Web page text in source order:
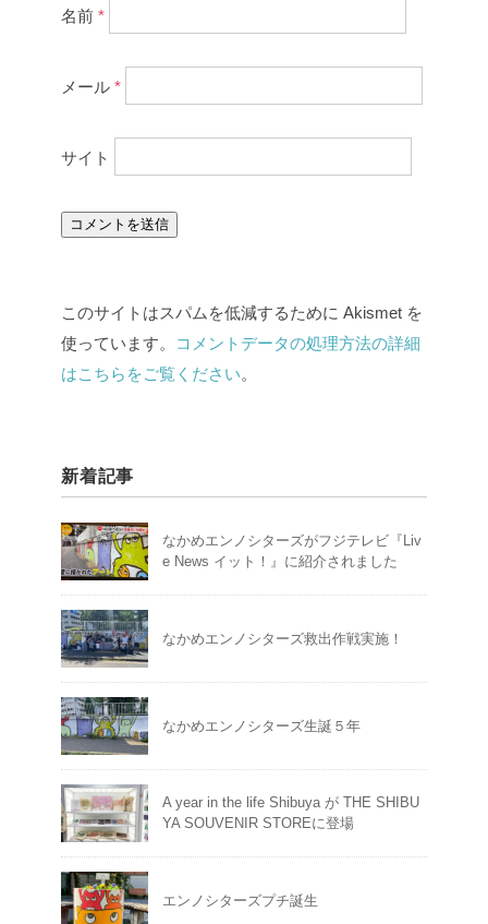
名前 *
メール *
サイト
このサイトはスパムを低減するために Akismet を
使っています。
コメントデータの処理方法の詳細
はこちらをご覧ください。
新着記事
なかめエンノシターズがフジテレビ『Liv
e News イット！』に紹介されました
なかめエンノシターズ救出作戦実施！
なかめエンノシターズ生誕５年
A year in the life Shibuya が THE SHIBU
YA SOUVENIR STOREに登場
エンノシターズプチ誕生